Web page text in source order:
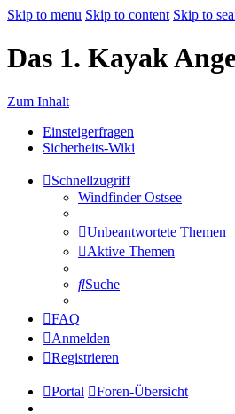
Skip to menu Skip to content Skip to
Das 1. Kayak
Zum Inhalt
Einsteigerfragen
Sicherheits-Wiki
Schnellzugriff
Windfinder Ostsee
Unbeantwortete Themen
Aktive Themen
Suche
FAQ
Anmelden
Registrieren
Portal Foren-Übersicht